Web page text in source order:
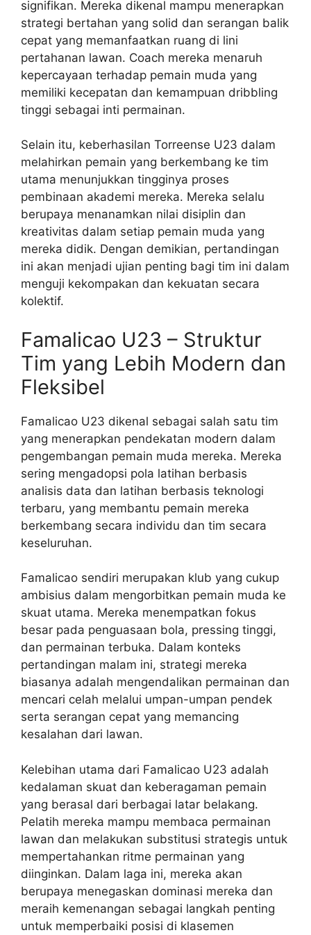
signifikan. Mereka dikenal mampu menerapkan
strategi bertahan yang solid dan serangan balik
cepat yang memanfaatkan ruang di lini
pertahanan lawan. Coach mereka menaruh
kepercayaan terhadap pemain muda yang
memiliki kecepatan dan kemampuan dribbling
tinggi sebagai inti permainan.
Selain itu, keberhasilan Torreense U23 dalam
melahirkan pemain yang berkembang ke tim
utama menunjukkan tingginya proses
pembinaan akademi mereka. Mereka selalu
berupaya menanamkan nilai disiplin dan
kreativitas dalam setiap pemain muda yang
mereka didik. Dengan demikian, pertandingan
ini akan menjadi ujian penting bagi tim ini dalam
menguji kekompakan dan kekuatan secara
kolektif.
Famalicao U23 – Struktur
Tim yang Lebih Modern dan
Fleksibel
Famalicao U23 dikenal sebagai salah satu tim
yang menerapkan pendekatan modern dalam
pengembangan pemain muda mereka. Mereka
sering mengadopsi pola latihan berbasis
analisis data dan latihan berbasis teknologi
terbaru, yang membantu pemain mereka
berkembang secara individu dan tim secara
keseluruhan.
Famalicao sendiri merupakan klub yang cukup
ambisius dalam mengorbitkan pemain muda ke
skuat utama. Mereka menempatkan fokus
besar pada penguasaan bola, pressing tinggi,
dan permainan terbuka. Dalam konteks
pertandingan malam ini, strategi mereka
biasanya adalah mengendalikan permainan dan
mencari celah melalui umpan-umpan pendek
serta serangan cepat yang memancing
kesalahan dari lawan.
Kelebihan utama dari Famalicao U23 adalah
kedalaman skuat dan keberagaman pemain
yang berasal dari berbagai latar belakang.
Pelatih mereka mampu membaca permainan
lawan dan melakukan substitusi strategis untuk
mempertahankan ritme permainan yang
diinginkan. Dalam laga ini, mereka akan
berupaya menegaskan dominasi mereka dan
meraih kemenangan sebagai langkah penting
untuk memperbaiki posisi di klasemen